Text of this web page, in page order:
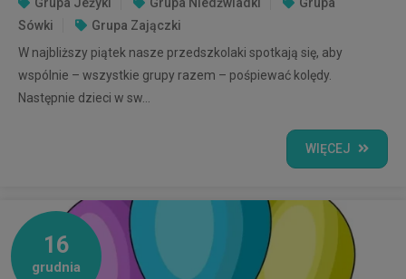
Sówki
Grupa Zajączki
W najbliższy piątek nasze przedszkolaki spotkają się, aby
wspólnie – wszystkie grupy razem – pośpiewać kolędy.
Następnie dzieci w sw...
WIĘCEJ
16
grudnia